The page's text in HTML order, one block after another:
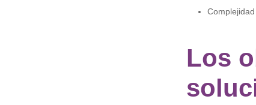
Los